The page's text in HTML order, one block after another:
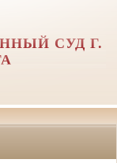
СУД Г.